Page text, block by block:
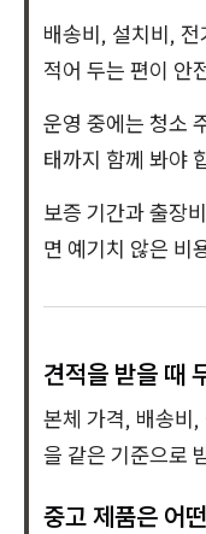
배송비, 설치비,
적어 두는 편이 안
운영 중에는 청소
태까지 함께 봐야
보증 기간과 출장
면 예기치 않은 비
견적을 받을 때
본체 가격, 배송비
을 같은 기준으로
중고 제품은 어